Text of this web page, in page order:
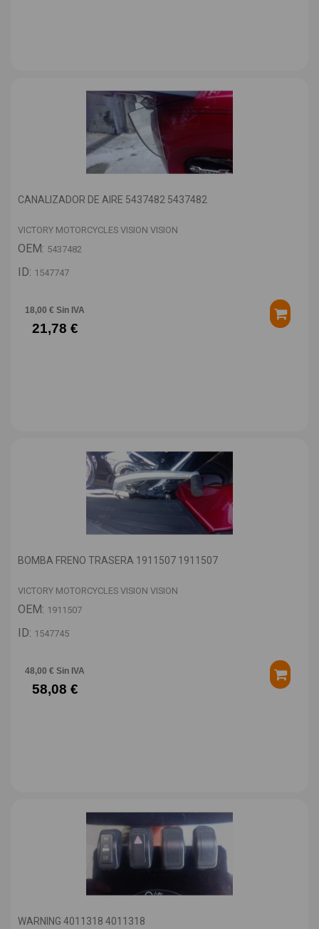
CANALIZADOR DE AIRE 5437482 5437482
VICTORY MOTORCYCLES VISION VISION
OEM: 5437482
ID: 1547747
18,00 € Sin IVA
21,78 €
BOMBA FRENO TRASERA 1911507 1911507
VICTORY MOTORCYCLES VISION VISION
OEM: 1911507
ID: 1547745
48,00 € Sin IVA
58,08 €
WARNING 4011318 4011318